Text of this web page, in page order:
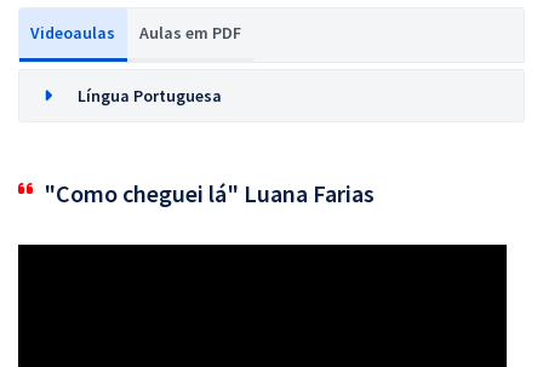
Videoaulas Aulas em PDF
Língua Portuguesa
"Como cheguei lá" Luana Farias